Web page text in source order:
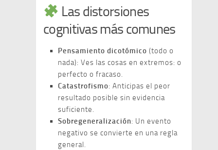
Las distorsiones
cognitivas más comunes
Pensamiento dicotómico (todo o
nada): Ves las cosas en extremos: o
perfecto o fracaso.
Catastrofismo: Anticipas el peor
resultado posible sin evidencia
suficiente.
Sobregeneralización: Un evento
negativo se convierte en una regla
general.